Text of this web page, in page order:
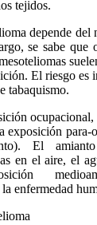
tejidos.
depende del
se sabe que
El riesgo es
tabaquismo.
exposición para-
El
en el aire, el
enfermedad